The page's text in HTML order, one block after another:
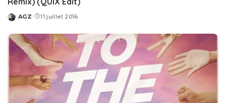
Posted
AGZ 11 juillet 2016